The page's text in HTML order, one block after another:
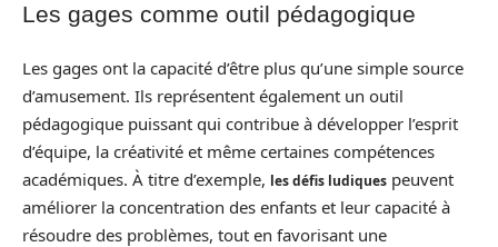
Les gages comme outil pédagogique
Les gages ont la capacité d’être plus qu’une simple source
d’amusement. Ils représentent également un outil
pédagogique puissant qui contribue à développer l’esprit
d’équipe, la créativité et même certaines compétences
académiques. À titre d’exemple, les défis ludiques peuvent
améliorer la concentration des enfants et leur capacité à
résoudre des problèmes, tout en favorisant une